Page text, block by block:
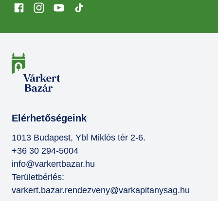
Elérhetőségeink
1013 Budapest, Ybl Miklós tér 2-6.
+36 30 294-5004
info@varkertbazar.hu
Területbérlés:
varkert.bazar.rendezveny@varkapitanysag.hu